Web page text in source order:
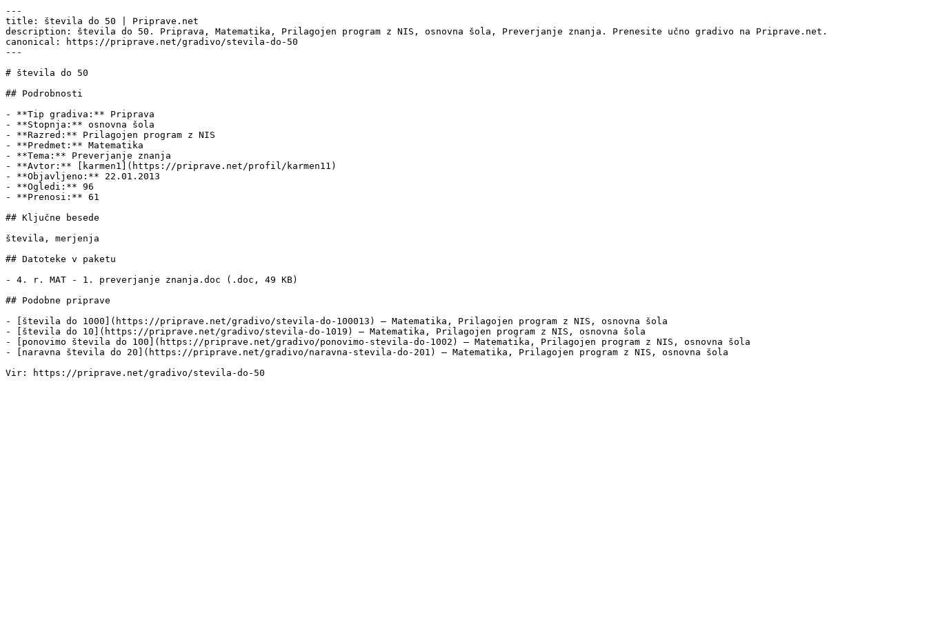
---
title: števila do 50 | Priprave.net
description: števila do 50. Priprava, Matematika, Prilagojen program z NIS, osnovna šola, Preverjanje znanja. Prenesite učno gradivo na Priprave.net.
canonical: https://priprave.net/gradivo/stevila-do-50
---
# števila do 50
## Podrobnosti
- **Tip gradiva:** Priprava
- **Stopnja:** osnovna šola
- **Razred:** Prilagojen program z NIS
- **Predmet:** Matematika
- **Tema:** Preverjanje znanja
- **Avtor:** [karmen1](https://priprave.net/profil/karmen11)
- **Objavljeno:** 22.01.2013
- **Ogledi:** 96
- **Prenosi:** 61
## Ključne besede
števila, merjenja
## Datoteke v paketu
- 4. r. MAT - 1. preverjanje znanja.doc (.doc, 49 KB)
## Podobne priprave
- [števila do 1000](https://priprave.net/gradivo/stevila-do-100013) — Matematika, Prilagojen program z NIS, osnovna šola
- [števila do 10](https://priprave.net/gradivo/stevila-do-1019) — Matematika, Prilagojen program z NIS, osnovna šola
- [ponovimo števila do 100](https://priprave.net/gradivo/ponovimo-stevila-do-1002) — Matematika, Prilagojen program z NIS, osnovna šola
- [naravna števila do 20](https://priprave.net/gradivo/naravna-stevila-do-201) — Matematika, Prilagojen program z NIS, osnovna šola